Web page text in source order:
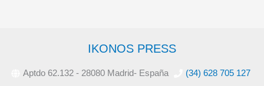
IKONOS PRESS
Aptdo 62.132 - 28080 Madrid- España
(34) 628 705 127